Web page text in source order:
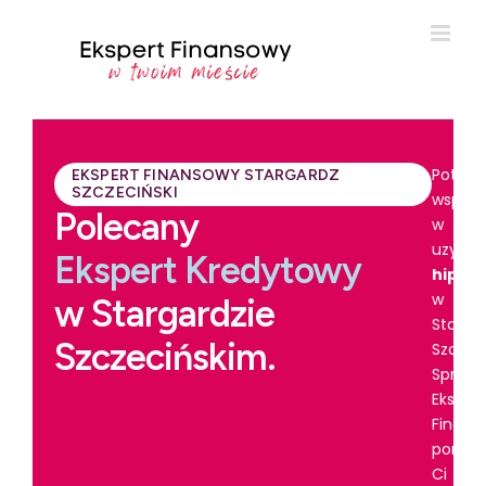
EKSPERT FINANSOWY STARGARDZ
SZCZECIŃSKI
Polecany
Ekspert Kredytowy
w Stargardzie
Szczecińskim.
w
w
Ekspert
Ci